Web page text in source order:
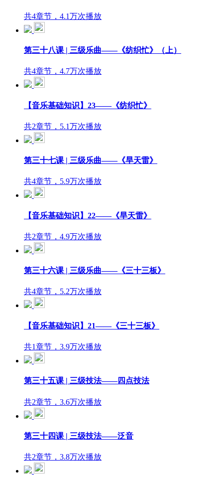
共4章节，4.1万次播放
第三十八课 | 三级乐曲——《纺织忙》（上）
共4章节，4.7万次播放
【音乐基础知识】23——《纺织忙》
共2章节，5.1万次播放
第三十七课 | 三级乐曲——《旱天雷》
共4章节，5.9万次播放
【音乐基础知识】22——《旱天雷》
共2章节，4.9万次播放
第三十六课 | 三级乐曲——《三十三板》
共4章节，5.2万次播放
【音乐基础知识】21——《三十三板》
共1章节，3.9万次播放
第三十五课 | 三级技法——四点技法
共2章节，3.6万次播放
第三十四课 | 三级技法——泛音
共2章节，3.8万次播放